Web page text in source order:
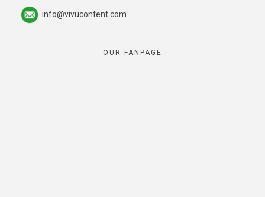
info@vivucontent.com
OUR FANPAGE